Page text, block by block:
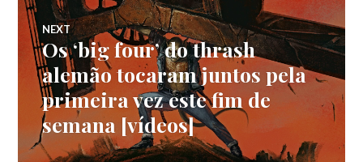
NEXT
Next
post:
Os ‘big four’ do thrash
alemão tocaram juntos pela
primeira vez este fim de
semana [vídeos]